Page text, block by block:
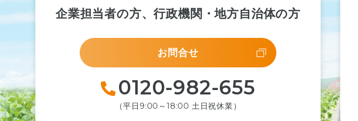
企業担当者の方、行政機関・地方自治体の方
お問合せ
0120-982-655
（平日9:00～18:00 土日祝休業）